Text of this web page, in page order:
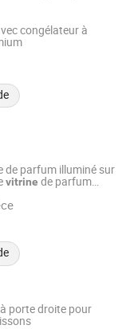
et
Prosky Ideal
congélateur à
Co., Ltd.
de parfum illuminé sur
vitrine de parfum
Co., Ltd.
porte droite pour